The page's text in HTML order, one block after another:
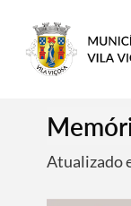
Atualizado